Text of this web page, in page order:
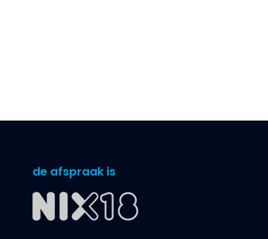
de afspraak is